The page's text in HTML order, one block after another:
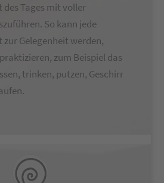
Tages mit voller
So kann jede
Gelegenheit werden,
zum Beispiel das
trinken, putzen, Geschirr